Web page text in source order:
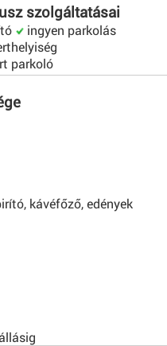
szolgáltatásai
ingyen parkolás
parkoló
kávéfőző, edények